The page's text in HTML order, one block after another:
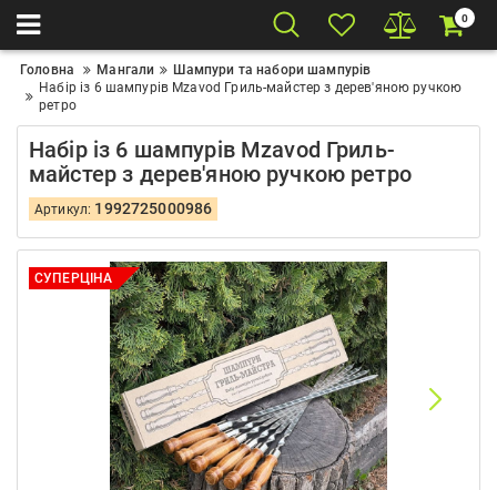
0
Головна Мангали
Шампури та набори шампурів
Набір із 6 шампурів Mzavod Гриль-майстер з дерев'яною ручкою
ретро
Набір із 6 шампурів Mzavod Гриль-
майстер з дерев'яною ручкою ретро
Артикул: 1992725000986
СУПЕРЦІНА